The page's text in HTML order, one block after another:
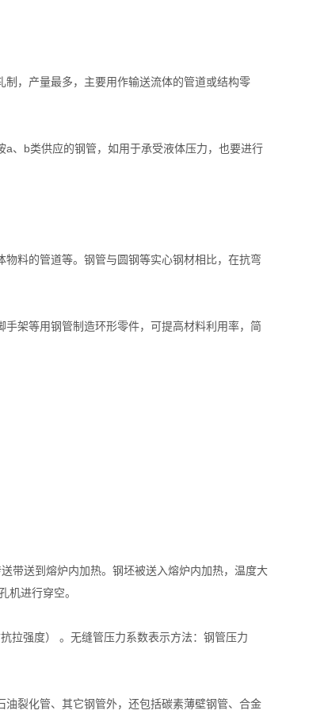
，产量最多，主要用作输送流体的管道或结构零
b类供应的钢管，如用于承受液体压力，也要进行
料的管道等。钢管与圆钢等实心钢材相比，在抗弯
架等用钢管制造环形零件，可提高材料利用率，简
送到熔炉内加热。钢坯被送入熔炉内加热，温度大
机进行穿空。
强度） 。无缝管压力系数表示方法：钢管压力
裂化管、其它钢管外，还包括碳素薄壁钢管、合金